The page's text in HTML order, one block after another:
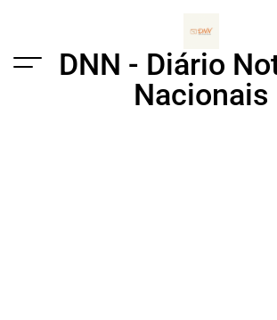
Menu
DNN - Diário
Nacionais